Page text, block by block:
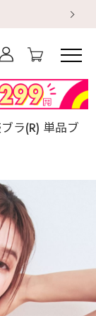
ラ(R) 単品ブ